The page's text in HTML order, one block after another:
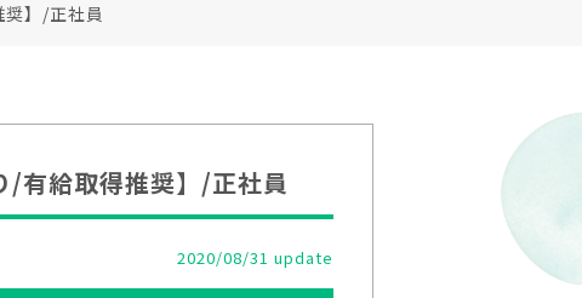
】/正社員
/有給取得推奨】/正社員
2020/08/31 update